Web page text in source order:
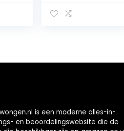
gemaakt door
is een moderne alles-in-
en beoordelingswebsite die de